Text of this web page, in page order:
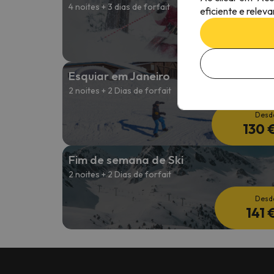
4 noites + 3 dias de forfait
237
Esquiar em Janeiro
2 noites + 2 Dias de forfait
130
Fim de semana de Ski
2 noites + 2 Dias de forfait
141
eficiente e